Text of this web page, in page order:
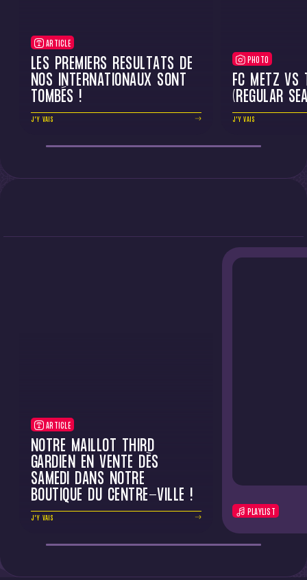
ARTICLE
LES PREMIERS RÉSULTATS DE
NOS INTERNATIONAUX SONT
TOMBÉS !
J'Y VAIS
PHOTO
FC METZ VS
(REGULAR
J'Y VAIS
ARTICLE
NOTRE MAILLOT THIRD
GARDIEN EN VENTE DÈS
SAMEDI DANS NOTRE
BOUTIQUE DU CENTRE-VILLE !
J'Y VAIS
PLAYLIST